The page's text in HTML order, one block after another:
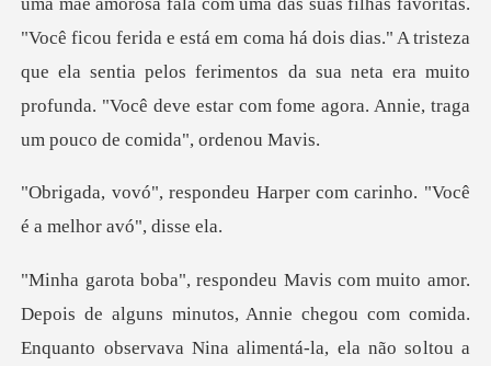
Harper com carinho. "Você
ltou a